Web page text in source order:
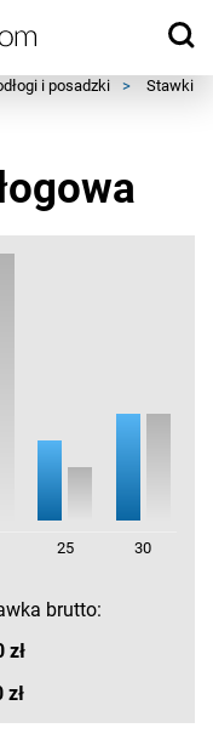
i posadzki > Stawki
25 30
brutto:
zł
zł